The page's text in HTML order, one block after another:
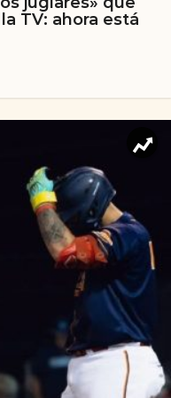
TV: ahora está